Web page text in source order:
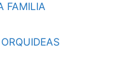
FAMILIA